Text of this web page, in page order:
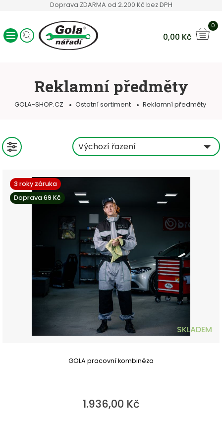
Doprava ZDARMA od 2.200 Kč bez DPH
0,00 Kč
0
Ruční nářadí
Hlavice a bity
Ostatní sortiment
Reklamní předměty
GOLA-SHOP.CZ Ostatní sortiment Reklamní předměty
Výchozí řazení
3 roky záruka
Doprava 69 Kč
SKLADEM
GOLA pracovní kombinéza
1.936,00 Kč